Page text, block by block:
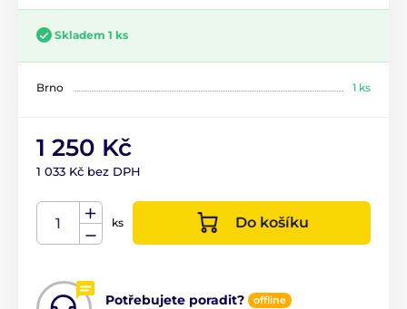
Skladem 1 ks
Brno 1 ks
1 250 Kč
1 033 Kč bez DPH
ks Do košíku
Potřebujete poradit? offline